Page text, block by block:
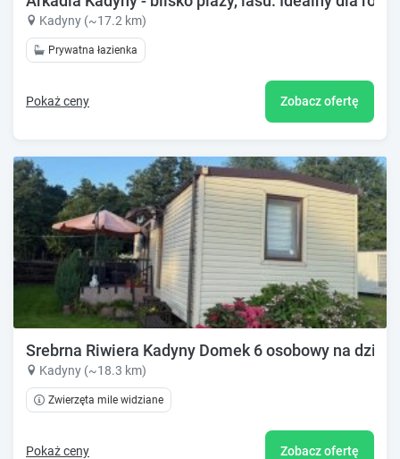
Kadyny (~17.2 km)
Prywatna łazienka
Pokaż ceny Zobacz ofertę
Srebrna Riwiera Kadyny Domek 6 osobowy na
Kadyny (~18.3 km)
Zwierzęta mile widziane
Pokaż ceny Zobacz ofertę